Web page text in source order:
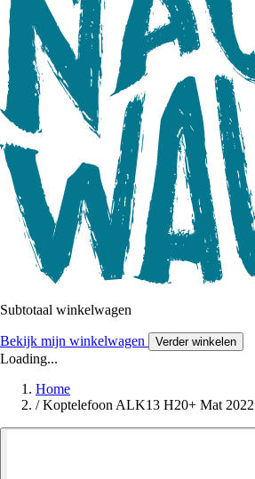
Subtotaal winkelwagen
Bekijk mijn winkelwagen Verder winkelen
Loading...
Home
/ Koptelefoon ALK13 H20+ Mat 2022